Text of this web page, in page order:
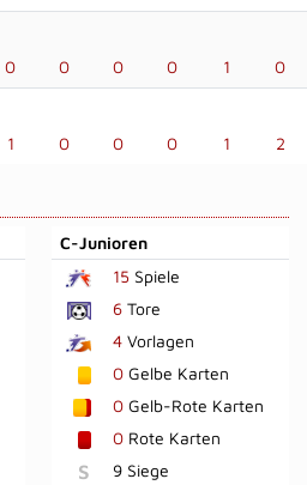
0 0 0 0 1 0
1 0 0 0 1 2
C-Junioren
15 Spiele
6Tore
4Vorlagen
0Gelbe Karten
0Gelb-Rote Karten
0Rote Karten
S 9 Siege